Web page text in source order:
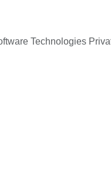
Technologies